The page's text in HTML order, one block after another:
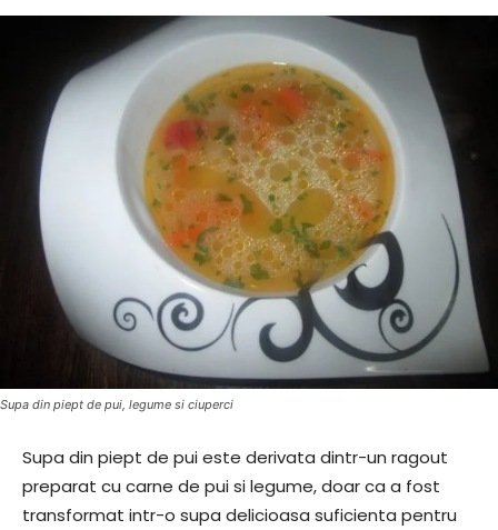
Supa din piept de pui, legume si ciuperci
Supa din piept de pui este derivata dintr-un ragout
preparat cu carne de pui si legume, doar ca a fost
transformat intr-o supa delicioasa suficienta pentru